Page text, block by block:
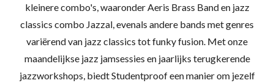
kleinere combo's, waaronder Aeris Brass Band en jazz
classics combo Jazzal, evenals andere bands met genres
variërend van jazz classics tot funky fusion. Met onze
maandelijkse jazz jamsessies en jaarlijks terugkerende
jazzworkshops, biedt Studentproof een manier om jezelf